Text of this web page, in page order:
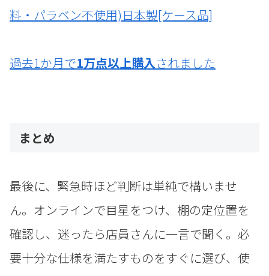
料・パラベン不使用)日本製[ケース品]
過去1か月で1万点以上購入されました
まとめ
最後に、緊急時ほど判断は単純で構いませ
ん。オンラインで目星をつけ、棚の定位置を
確認し、迷ったら店員さんに一言で聞く。必
要十分な仕様を満たすものをすぐに選び、使